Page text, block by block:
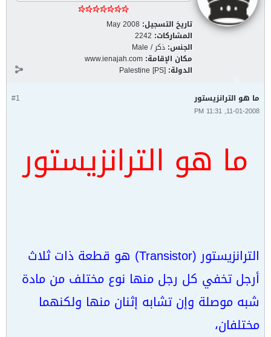
تاريخ التسجيل: May 2008
المشاركات: 2242
الجنس: ذكر / Male
مكان الإقامة: www.ienajah.com
الدولة: Palestine [PS]
#1 ما هو الترانزيستور
11-01-2008, 11:31 PM
ما هو الترانزيستور
الترانزيستور (Transistor) هو قطعة ذات ثلاث
أرجل تخفي كل رجل منها نوع مختلف من مادة
شبه موصلة وإن تشابه إثنان منها ولكنهما
مختلفان،